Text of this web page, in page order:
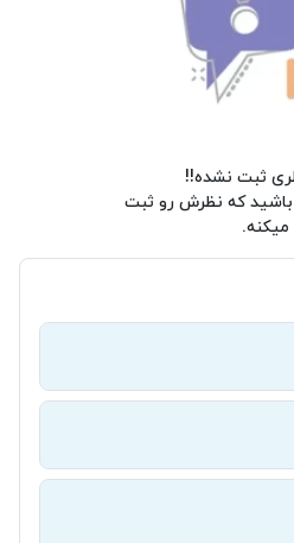
ثبت نشده!!
باشید که نظرش رو ثبت
میکنه.